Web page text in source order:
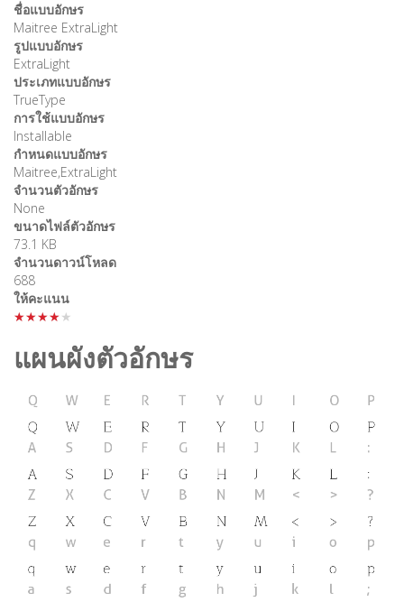
ชื่อแบบอักษร
Maitree ExtraLight
รูปแบบอักษร
ExtraLight
ประเภทแบบอักษร
TrueType
การใช้แบบอักษร
Installable
กำหนดแบบอักษร
Maitree,ExtraLight
จำนวนตัวอักษร
None
ขนาดไฟล์ตัวอักษร
73.1 KB
จำนวนดาวน์โหลด
688
ให้คะแนน
★★★★★
แผนผังตัวอักษร